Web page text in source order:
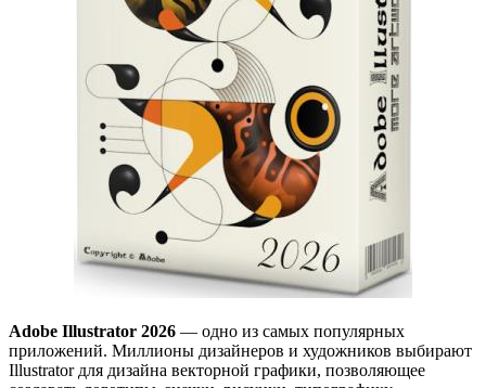
Adobe Illustrator 2026 — одно из самых популярных
приложений. Миллионы дизайнеров и художников выбирают
Illustrator для дизайна векторной графики, позволяющее